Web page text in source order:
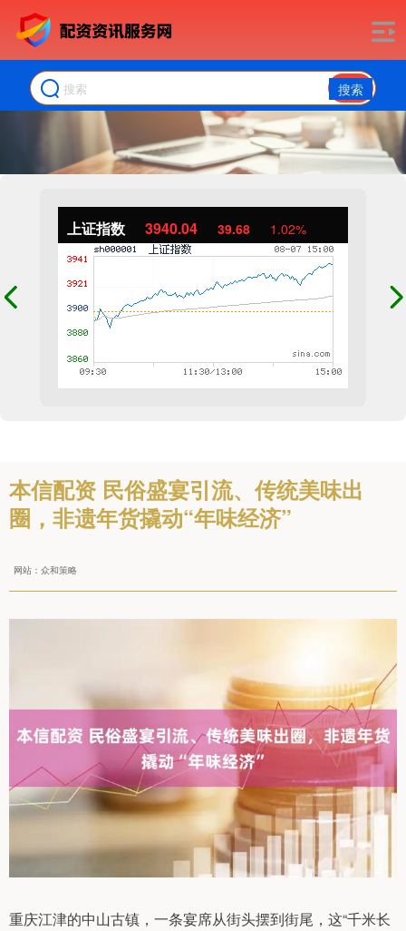
搜索
上证指数 3940.04 39.68 1.02%
本信配资 民俗盛宴引流、传统美味出
圈，非遗年货撬动“年味经济”
网站：众和策略
重庆江津的中山古镇，一条宴席从街头摆到街尾，这“千米长